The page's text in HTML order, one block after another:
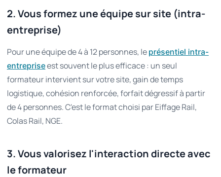
2. Vous formez une équipe sur site (intra-
entreprise)
Pour une équipe de 4 à 12 personnes, le présentiel intra-
entrepriseest souvent le plus efficace : un seul
formateur intervient sur votre site, gain de temps
logistique, cohésion renforcée, forfait dégressif à partir
de 4 personnes. C'est le format choisi par Eiffage Rail,
Colas Rail, NGE.
3. Vous valorisez l'interaction directe avec
le formateur